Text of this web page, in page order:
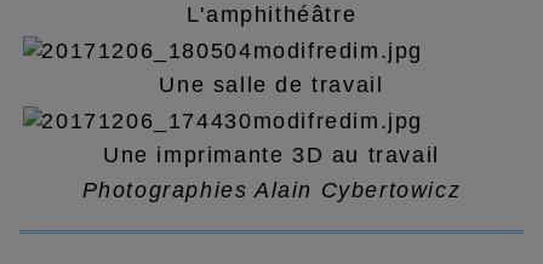
L'amphithéâtre
Une salle de travail
Une imprimante 3D au travail
Photographies Alain Cybertowicz